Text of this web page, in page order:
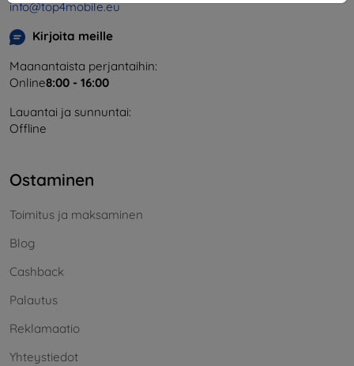
info@top4mobile.eu
Kirjoita meille
Maanantaista perjantaihin:
Online8:00 - 16:00
Lauantai ja sunnuntai:
Offline
Ostaminen
Toimitus ja maksaminen
Blog
Cashback
Palautus
Reklamaatio
Yhteystiedot